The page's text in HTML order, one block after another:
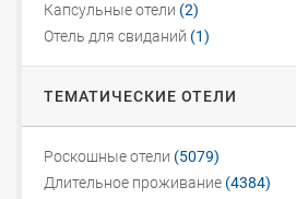
Капсульные отели (2)
Отель для свиданий (1)
ТЕМАТИЧЕСКИЕ ОТЕЛИ
Роскошные отели (5079)
Длительное проживание (4384)